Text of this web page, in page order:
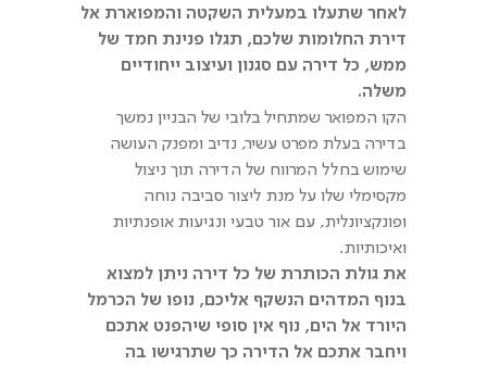
לאחר שתעלו במעלית השקטה והמפוארת אל
דירת החלומות שלכם, תגלו פנינת חמד של
ממש, כל דירה עם סגנון ועיצוב ייחודיים
משלה.
הקו המפואר שמתחיל בלובי של הבניין נמשך
בדירה בעלת מפרט עשיר, נדיב ומפנק העושה
שימוש בחלל המרווח של הדירה תוך ניצול
מקסימלי שלו על מנת ליצור סביבה נוחה
ופונקציונלית, עם אור טבעי ונגיעות אופנתיות
ואיכותיות.
את גולת הכותרת של כל דירה ניתן למצוא
בנוף המדהים הנשקף אליכם, נופו של הכרמל
היורד אל הים, נוף אין סופי שיהפנט אתכם
ויחבר אתכם אל הדירה כך שתרגישו בה